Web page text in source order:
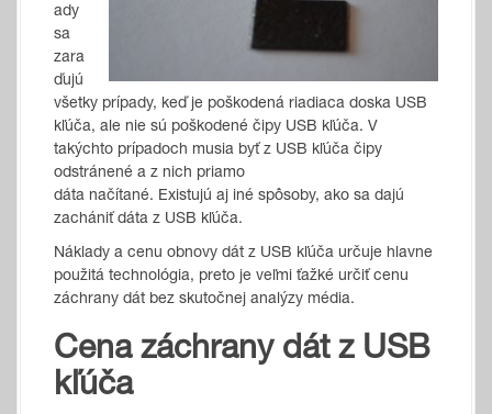
ady
sa
zara
ďujú
všetky prípady, keď je poškodená riadiaca doska USB
kľúča, ale nie sú poškodené čipy USB kľúča. V
takýchto prípadoch musia byť z USB kľúča čipy
odstránené a z nich priamo
dáta načítané. Existujú aj iné spôsoby, ako sa dajú
zachániť dáta z USB kľúča.
Náklady a cenu obnovy dát z USB kľúča určuje hlavne
použitá technológia, preto je veľmi ťažké určiť cenu
záchrany dát bez skutočnej analýzy média.
Cena záchrany dát z USB
kľúča